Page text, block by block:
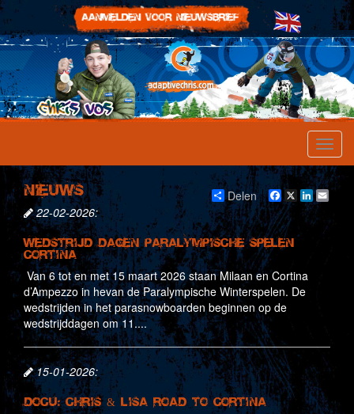
Delen Facebook
X
Nieuws
22-02-2026:
Wedstrijd dagen Paralympische spelen
Cortina
Van 6 tot en met 15 maart 2026 staan Milaan en Cortina
d’Ampezzo in hevan de Paralympische Winterspelen. De
wedstrijden in het parasnowboarden beginnen op de
wedstrijddagen om 11....
15-01-2026:
Docu: Chris & Lisa Road to Cortina